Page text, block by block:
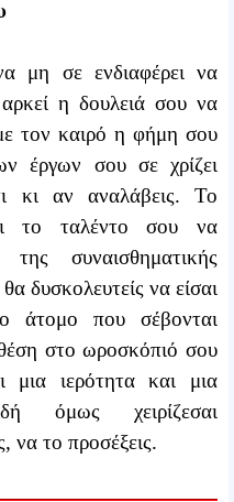
μη σε ενδιαφέρει να
αρκεί η δουλειά σου να
τον καιρό η φήμη σου
έργων σου σε χρίζει
κι αν αναλάβεις. Το
το ταλέντο σου να
συναισθηματικής
δυσκολευτείς να είσαι
που σέβονται
στο ωροσκόπιό σου
μια ιερότητα και μια
όμως χειρίζεσαι
να το προσέξεις.